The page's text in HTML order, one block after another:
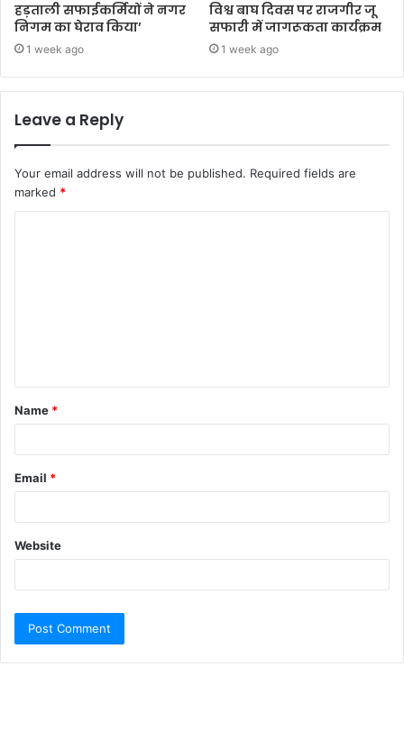
हड़ताली सफाईकर्मियों ने नगर
निगम का घेराव किया’
1 week ago
विश्व बाघ दिवस पर राजगीर जू
सफारी में जागरूकता कार्यक्रम
1 week ago
Leave a Reply
Your email address will not be published. Required fields are
marked *
Name *
Email *
Website